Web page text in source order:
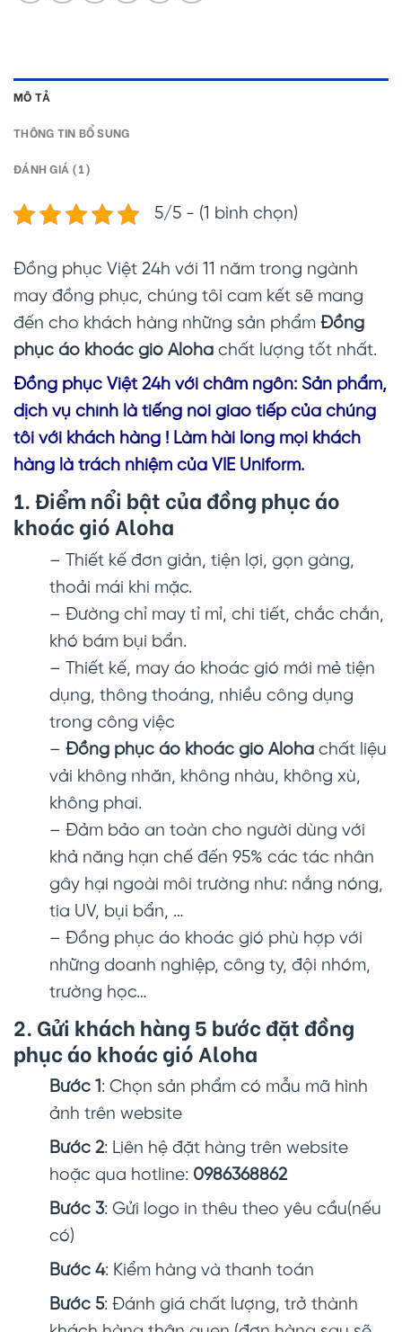
MÔ TẢ
THÔNG TIN BỔ SUNG
ĐÁNH GIÁ (1)
5/5 - (1 bình chọn)
Đồng phục Việt 24h với 11 năm trong ngành
may đồng phục, chúng tôi cam kết sẽ mang
đến cho khách hàng những sản phẩm Đồng
phục áo khoác gió Aloha chất lượng tốt nhất.
Đồng phục Việt 24h với châm ngôn: Sản phẩm,
dịch vụ chính là tiếng nói giao tiếp của chúng
tôi với khách hàng ! Làm hài lòng mọi khách
hàng là trách nhiệm của VIE Uniform.
1. Điểm nổi bật của đồng phục áo
khoác gió Aloha
– Thiết kế đơn giản, tiện lợi, gọn gàng,
thoải mái khi mặc.
– Đường chỉ may tỉ mỉ, chi tiết, chắc chắn,
khó bám bụi bẩn.
– Thiết kế, may áo khoác gió mới mẻ tiện
dụng, thông thoáng, nhiều công dụng
trong công việc
– Đồng phục áo khoác gió Aloha chất liệu
vải không nhăn, không nhàu, không xù,
không phai.
– Đảm bảo an toàn cho người dùng với
khả năng hạn chế đến 95% các tác nhân
gây hại ngoài môi trường như: nắng nóng,
tia UV, bụi bẩn, …
– Đồng phục áo khoác gió phù hợp với
những doanh nghiệp, công ty, đội nhóm,
trường học…
2. Gửi khách hàng 5 bước đặt đồng
phục áo khoác gió Aloha
Bước 1: Chọn sản phẩm có mẫu mã hình
ảnh trên website
Bước 2: Liên hệ đặt hàng trên website
hoặc qua hotline: 0986368862
Bước 3: Gửi logo in thêu theo yêu cầu(nếu
có)
Bước 4: Kiểm hàng và thanh toán
Bước 5: Đánh giá chất lượng, trở thành